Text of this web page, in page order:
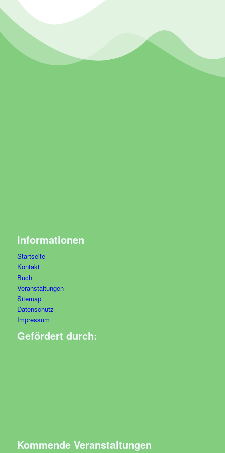
Informationen
Startseite
Kontakt
Buch
Veranstaltungen
Sitemap
Datenschutz
Impressum
Gefördert durch:
Kommende Veranstaltungen